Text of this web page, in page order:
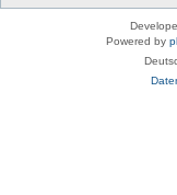
Powered by